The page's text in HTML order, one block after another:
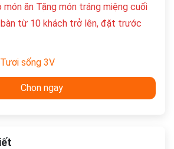
món ăn Tặng món tráng miệng cuối
từ 10 khách trở lên, đặt trước
sống 3V
Chọn ngay